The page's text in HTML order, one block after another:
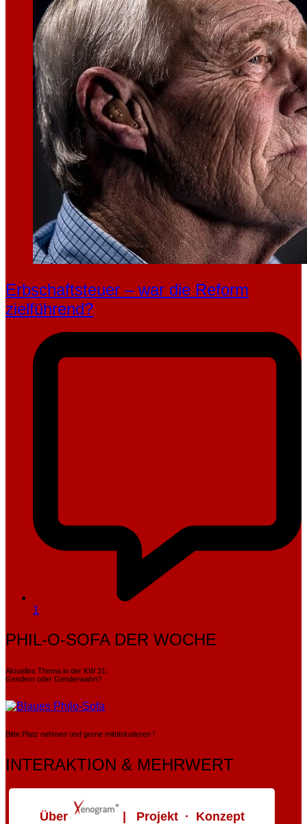
Erbschaftsteuer – war die Reform
zielführend?
1
PHIL-O-SOFA DER WOCHE
Aktuelles Thema in der KW 31:
Gendern oder Genderwahn?
Bitte Platz nehmen und gerne mitdiskutieren !
INTERAKTION & MEHRWERT
Über | Projekt · Konzept